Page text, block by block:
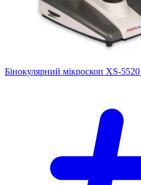
Бінокулярний мікроскоп XS-